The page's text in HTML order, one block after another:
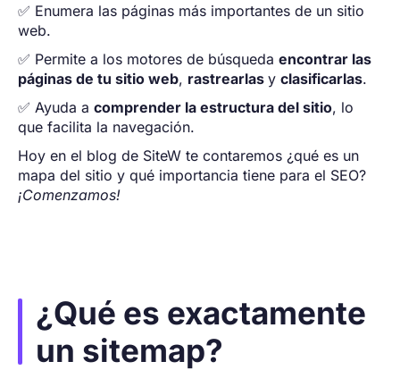
✅ Enumera las páginas más importantes de un sitio
web.
✅ Permite a los motores de búsqueda encontrar las
páginas de tu sitio web, rastrearlas y clasificarlas.
✅ Ayuda a comprender la estructura del sitio, lo
que facilita la navegación.
Hoy en el blog de SiteW te contaremos ¿qué es un
mapa del sitio y qué importancia tiene para el SEO?
¡Comenzamos!
¿Qué es exactamente
un sitemap?